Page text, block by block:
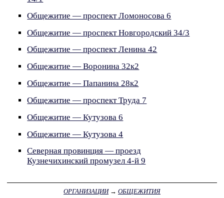
Общежитие — проспект Ломоносова 6
Общежитие — проспект Новгородский 34/3
Общежитие — проспект Ленина 42
Общежитие — Воронина 32к2
Общежитие — Папанина 28к2
Общежитие — проспект Труда 7
Общежитие — Кутузова 6
Общежитие — Кутузова 4
Северная провинция — проезд
Кузнечихинский промузел 4-й 9
ОРГАНИЗАЦИИ→ ОБЩЕЖИТИЯ